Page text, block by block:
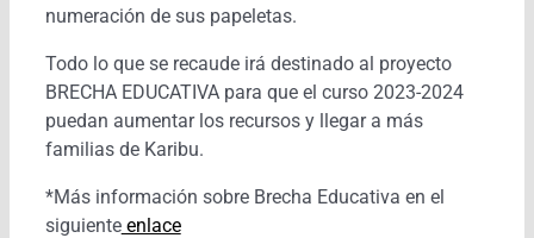
numeración de sus papeletas.
Todo lo que se recaude irá destinado al proyecto
BRECHA EDUCATIVA para que el curso 2023-2024
puedan aumentar los recursos y llegar a más
familias de Karibu.
*Más información sobre Brecha Educativa en el
siguienteenlace